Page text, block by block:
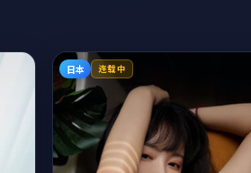
日本 连载中